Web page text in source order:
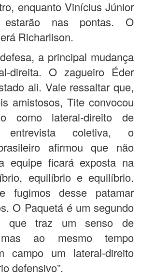
enquanto Vinícius Júnior
nas pontas. O
Richarlison.
a principal mudança
direita. O zagueiro Éder
ali. Vale ressaltar que,
amistosos, Tite convocou
como lateral-direito de
coletiva, o
afirmou que não
equipe ficará exposta na
equilíbrio e equilíbrio.
fugimos desse patamar
O Paquetá é um segundo
que traz um senso de
mas ao mesmo tempo
campo um lateral-direito
defensivo”.